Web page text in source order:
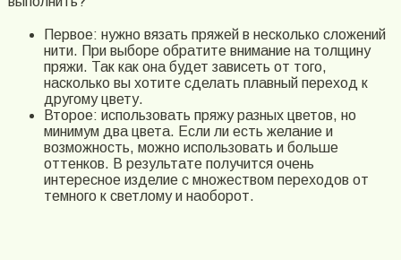
Первое: нужно вязать пряжей в несколько сложений
нити. При выборе обратите внимание на толщину
пряжи. Так как она будет зависеть от того,
насколько вы хотите сделать плавный переход к
другому цвету.
Второе: использовать пряжу разных цветов, но
минимум два цвета. Если ли есть желание и
возможность, можно использовать и больше
оттенков. В результате получится очень
интересное изделие с множеством переходов от
темного к светлому и наоборот.